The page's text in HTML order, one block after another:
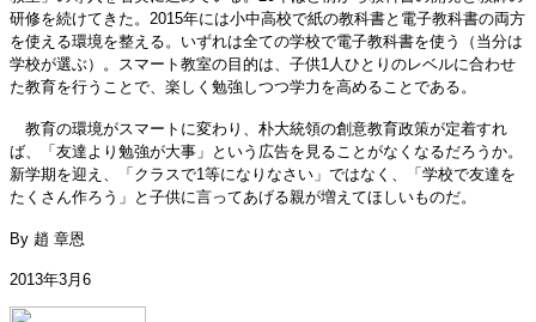
研修を続けてきた。2015年には小中高校で紙の教科書と電子教科書の両方
を使える環境を整える。いずれは全ての学校で電子教科書を使う（当分は
学校が選ぶ）。スマート教室の目的は、子供1人ひとりのレベルに合わせ
た教育を行うことで、楽しく勉強しつつ学力を高めることである。
教育の環境がスマートに変わり、朴大統領の創意教育政策が定着すれ
ば、「友達より勉強が大事」という広告を見ることがなくなるだろうか。
新学期を迎え、「クラスで1等になりなさい」ではなく、「学校で友達を
たくさん作ろう」と子供に言ってあげる親が増えてほしいものだ。
By 趙 章恩
2013年3月6